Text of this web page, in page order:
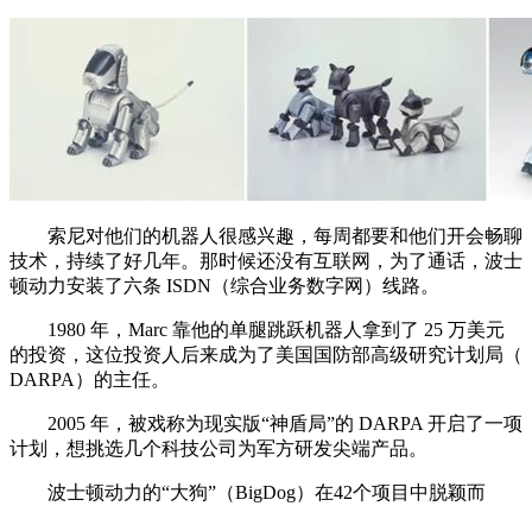
索尼对他们的机器人很感兴趣，每周都要和他们开会畅聊
技术，持续了好几年。那时候还没有互联网，为了通话，波士
顿动力安装了六条 ISDN（综合业务数字网）线路。
1980 年，Marc 靠他的单腿跳跃机器人拿到了 25 万美元
的投资，这位投资人后来成为了美国国防部高级研究计划局（
DARPA）的主任。
2005 年，被戏称为现实版“神盾局”的 DARPA 开启了一项
计划，想挑选几个科技公司为军方研发尖端产品。
波士顿动力的“大狗”（BigDog）在42个项目中脱颖而